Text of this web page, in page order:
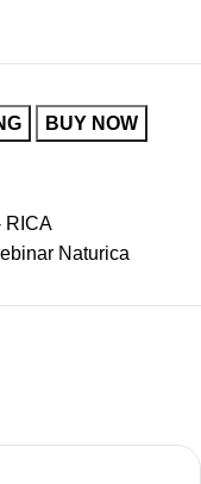
BUY NOW
RICA
Naturica